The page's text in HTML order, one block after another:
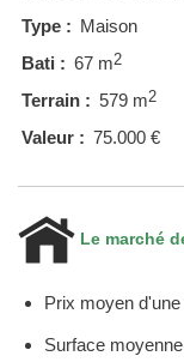
Type : Maison
Bati : 67 m2
Terrain : 579 m2
Valeur : 75.000 €
Le marché
Prix moyen
Surface